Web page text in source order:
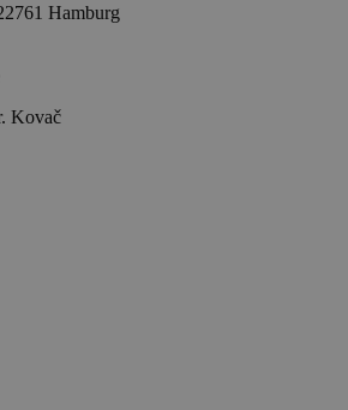
Hamburg
Kovač